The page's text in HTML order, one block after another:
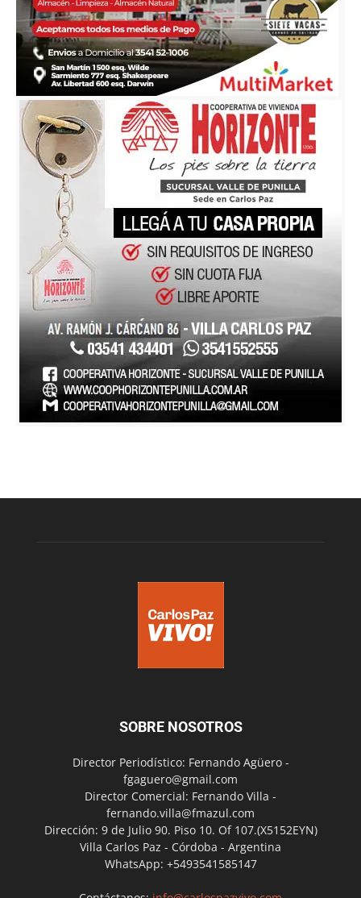
SOBRE NOSOTROS
Director Periodístico: Fernando Agüero -
fgaguero@gmail.com
Director Comercial: Fernando Villa -
fernando.villa@fmazul.com
Dirección: 9 de Julio 90. Piso 10. Of 107.(X5152EYN)
Villa Carlos Paz - Córdoba - Argentina
WhatsApp: +5493541585147